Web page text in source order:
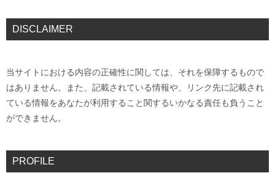
DISCLAIMER
当サイトにおける内容の正確性に関しては、それを保障するもので
はありません。また、記載されている情報や、リンク先に記載され
ている情報をあなたが利用すること関するいかなる責任も負うこと
ができません。
PROFILE